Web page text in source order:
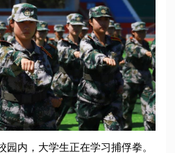
园内，大学生正在学习捕俘拳。